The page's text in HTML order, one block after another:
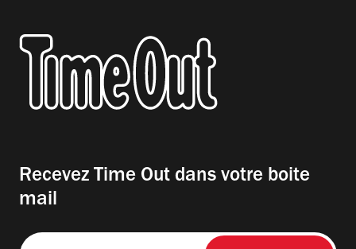
Recevez Time Out dans votre boite
mail
Entrez